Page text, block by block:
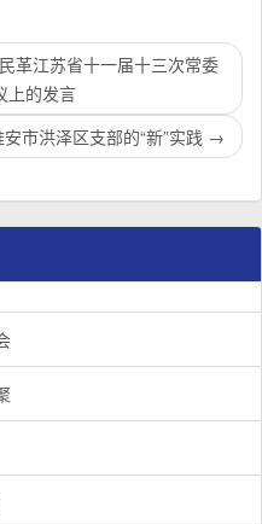
江苏省十一届十三次常委
上的发言
市洪泽区支部的“新”实践 →
座谈会在宁召开
研：聚焦民革党员之家建设管
动” 领导班子民主生活会